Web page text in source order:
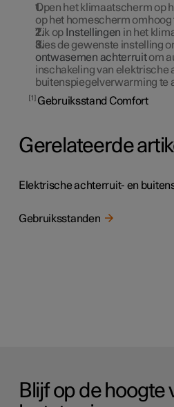
Open het klimaatscherm op
op het homescherm omhoog
Tik op Instellingen in het
Kies de gewenste instelling
ontwasemen achterruitom
inschakeling van elektrische
buitenspiegelverwarming te
1 Gebruiksstand Comfort
Gerelateerde
Gebruiksstanden
Blijf op de hoogte